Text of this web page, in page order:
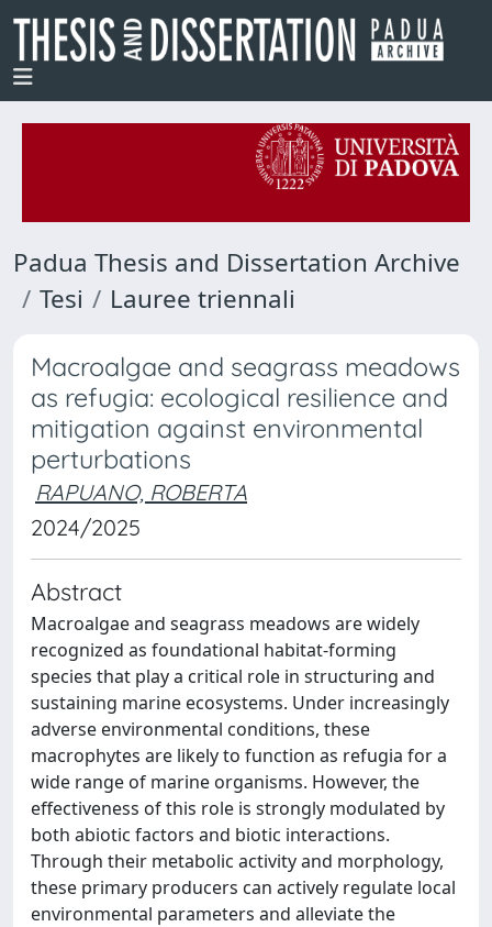
Padua Thesis and Dissertation Archive
Tesi
Lauree triennali
Macroalgae and seagrass meadows
as refugia: ecological resilience and
mitigation against environmental
perturbations
RAPUANO, ROBERTA
2024/2025
Abstract
Macroalgae and seagrass meadows are widely
recognized as foundational habitat-forming
species that play a critical role in structuring and
sustaining marine ecosystems. Under increasingly
adverse environmental conditions, these
macrophytes are likely to function as refugia for a
wide range of marine organisms. However, the
effectiveness of this role is strongly modulated by
both abiotic factors and biotic interactions.
Through their metabolic activity and morphology,
these primary producers can actively regulate local
environmental parameters and alleviate the